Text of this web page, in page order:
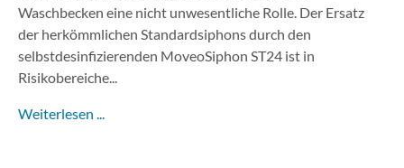
Waschbecken eine nicht unwesentliche Rolle. Der Ersatz
der herkömmlichen Standardsiphons durch den
selbstdesinfizierenden MoveoSiphon ST24 ist in
Risikobereiche...
Weiterlesen ...